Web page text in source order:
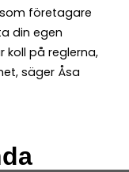
företagare
din egen
koll på reglerna,
säger Åsa